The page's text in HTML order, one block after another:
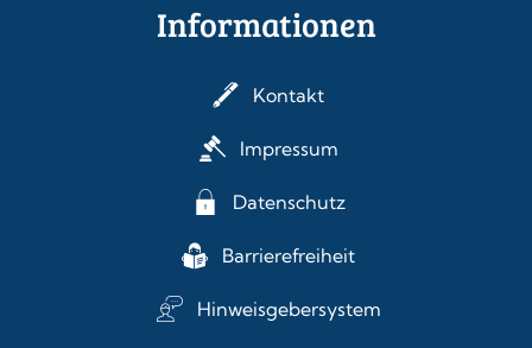
Informationen
Kontakt
Impressum
Datenschutz
Barrierefreiheit
Hinweisgebersystem